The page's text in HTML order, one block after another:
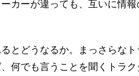
カーが違っても、互いに情
とどうなるか。まっさらな
何でも言うことを聞くトラ